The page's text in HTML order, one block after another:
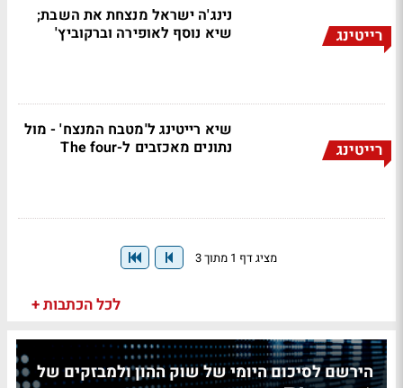
רייטינג
נינג'ה ישראל מנצחת את השבת;
שיא נוסף לאופירה וברקוביץ'
רייטינג
שיא רייטינג ל'מטבח המנצח' - מול
נתונים מאכזבים ל-The four
מציג דף 1 מתוך 3
לכל הכתבות +
הירשם לסיכום היומי של שוק ההון ולמבזקים של